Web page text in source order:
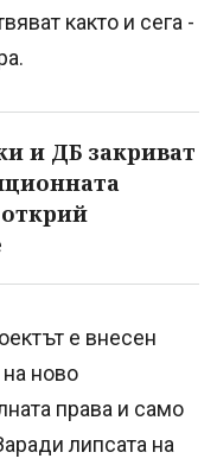
както и сега -
и ДБ закриват
е внесен
ново
права и само
липсата на